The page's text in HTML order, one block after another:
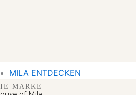
MILA ENTDECKEN
MARKE